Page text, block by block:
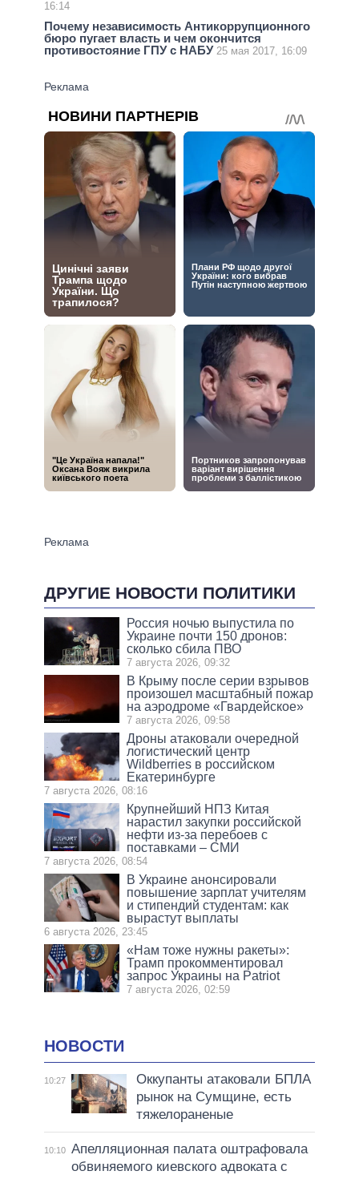
16:14
Почему независимость Антикоррупционного
бюро пугает власть и чем окончится
противостояние ГПУ с НАБУ 25 мая 2017, 16:09
ДРУГИЕ НОВОСТИ ПОЛИТИКИ
Россия ночью выпустила по
Украине почти 150 дронов:
сколько сбила ПВО
7 августа 2026, 09:32
В Крыму после серии взрывов
произошел масштабный пожар
на аэродроме «Гвардейское»
7 августа 2026, 09:58
Дроны атаковали очередной
логистический центр
Wildberries в российском
Екатеринбурге
7 августа 2026, 08:16
Крупнейший НПЗ Китая
нарастил закупки российской
нефти из-за перебоев с
поставками – СМИ
7 августа 2026, 08:54
В Украине анонсировали
повышение зарплат учителям
и стипендий студентам: как
вырастут выплаты
6 августа 2026, 23:45
«Нам тоже нужны ракеты»:
Трамп прокомментировал
запрос Украины на Patriot
7 августа 2026, 02:59
НОВОСТИ
10:27
Оккупанты атаковали БПЛА
рынок на Сумщине, есть
тяжелораненые
10:10 Апелляционная палата оштрафовала
обвиняемого киевского адвоката с